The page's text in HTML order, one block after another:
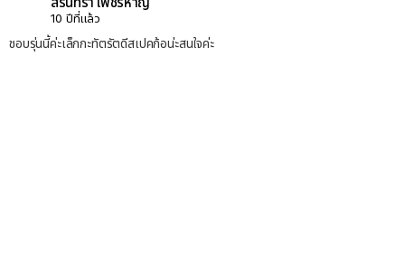
10 ปีที่แล้ว
ชอบรุ่นนี้ค่ะเล็กกะทัตรัตดีสเปคก้อน่ะสนใจค่ะ